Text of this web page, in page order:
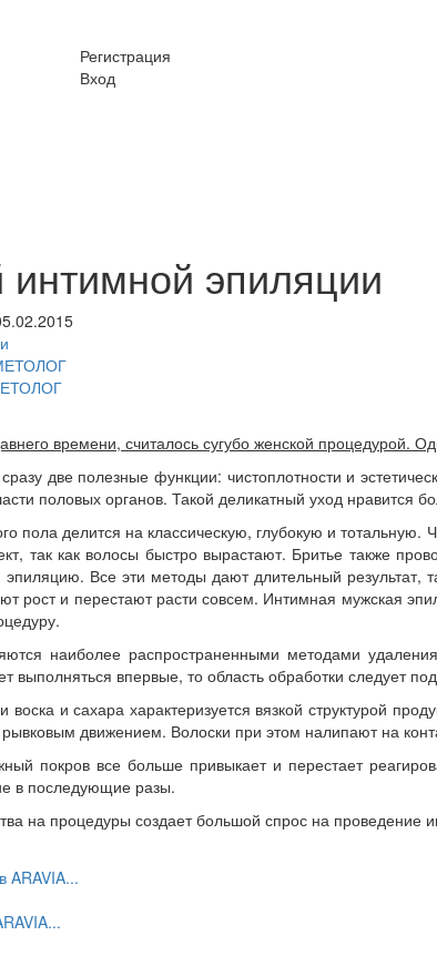
Регистрация
Вход
интимной эпиляции
времени, считалось сугубо женской процедурой.
две полезные функции: чистоплотности и
половых органов. Такой деликатный уход нравится
пола делится на классическую, глубокую и
так как волосы быстро вырастают. Бритье также
Все эти методы дают длительный
рост и перестают расти совсем. Интимная мужская
наиболее распространенными методами
впервые, то область обработки следует
и сахара характеризуется вязкой структурой
движением. Волоски при этом налипают на
покров все больше привыкает и перестает
в последующие разы.
на процедуры создает большой спрос на проведение